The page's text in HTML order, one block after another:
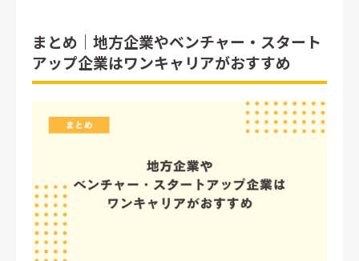
まとめ｜地方企業やベンチャー・スタート
アップ企業はワンキャリアがおすすめ